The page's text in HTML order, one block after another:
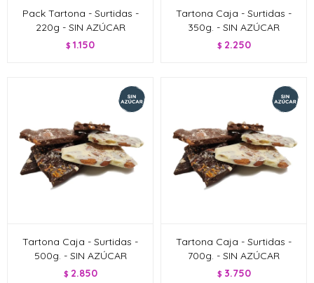
Pack Tartona - Surtidas -
220g - SIN AZÚCAR
$ 1.150
Tartona Caja - Surtidas -
350g. - SIN AZÚCAR
$ 2.250
Tartona Caja - Surtidas -
500g. - SIN AZÚCAR
$ 2.850
Tartona Caja - Surtidas -
700g. - SIN AZÚCAR
$ 3.750